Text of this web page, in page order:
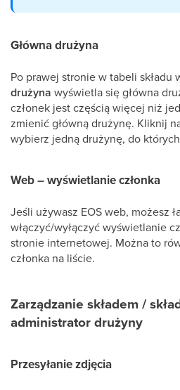
Główna drużyna
Po prawej stronie w tabeli składu
drużyna wyświetla się główna
członek jest częścią więcej niż
zmienić główną drużynę. Kliknij
wybierz jedną drużynę, do
Web – wyświetlanie członka
Jeśli używasz EOS web, możesz
włączyć/wyłączyć wyświetlanie
stronie internetowej. Można to
członka na liście.
Zarządzanie składem /
administrator drużyny
Przesyłanie zdjęcia